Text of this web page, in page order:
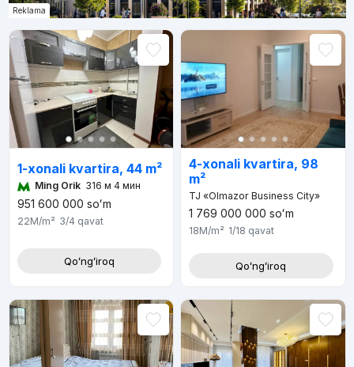
Reklama
1-xonali kvartira, 44 m²
Ming Orik 316 м 4 мин
951 600 000 soʻm
22M/m² 3/4 qavat
Qoʻngʻiroq
4-xonali kvartira, 98
m²
TJ «Olmazor Business City»
1 769 000 000 soʻm
18M/m² 1/18 qavat
Qoʻngʻiroq